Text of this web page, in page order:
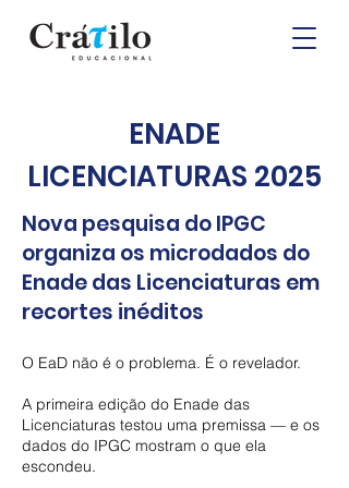
ENADE
LICENCIATURAS 2025
Nova pesquisa do IPGC
organiza os microdados do
Enade das Licenciaturas em
recortes inéditos
O EaD não é o problema. É o revelador.
A primeira edição do Enade das
Licenciaturas testou uma premissa — e os
dados do IPGC mostram o que ela
escondeu.